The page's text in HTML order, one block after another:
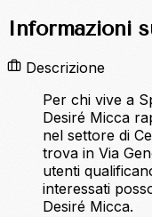
Informazioni
Descrizione
Per chi vive a
Desiré Micca
nel settore di
trova in Via
utenti
interessati
Desiré Micca.